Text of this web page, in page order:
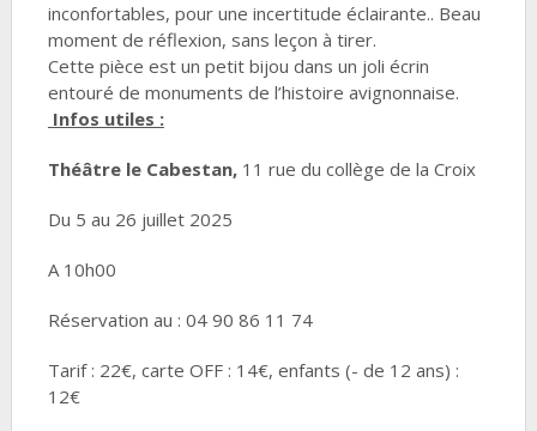
inconfortables, pour une incertitude éclairante.. Beau
moment de réflexion, sans leçon à tirer.
Cette pièce est un petit bijou dans un joli écrin
entouré de monuments de l’histoire avignonnaise.
Infos utiles :
Théâtre le Cabestan,11 rue du collège de la Croix
Du 5 au 26 juillet 2025
A 10h00
Réservation au : 04 90 86 11 74
Tarif : 22€, carte OFF : 14€, enfants (- de 12 ans) :
12€